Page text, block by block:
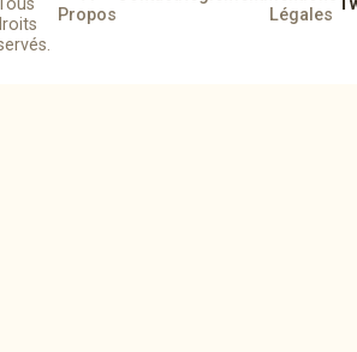
Propos
Légales